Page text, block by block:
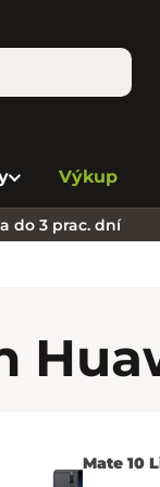
Bratislava
Bratislava -
Bratislava -
Výkup
do 3 prac. dní
Mate 10